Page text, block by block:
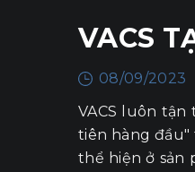
VACS
08/09/2023
VACS luôn
tiên hàng đầu"
thể hiện ở sản